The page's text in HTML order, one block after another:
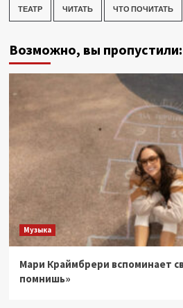
ТЕАТР ЧИТАТЬ ЧТО ПОЧИТАТЬ
Возможно, вы пропустили:
Музыка
Мари Краймбрери вспоминает
помнишь»